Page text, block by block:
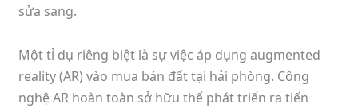
sửa sang.
Một tỉ dụ riêng biệt là sự việc áp dụng augmented
reality (AR) vào mua bán đất tại hải phòng. Công
nghệ AR hoàn toàn sở hữu thể phát triển ra tiến